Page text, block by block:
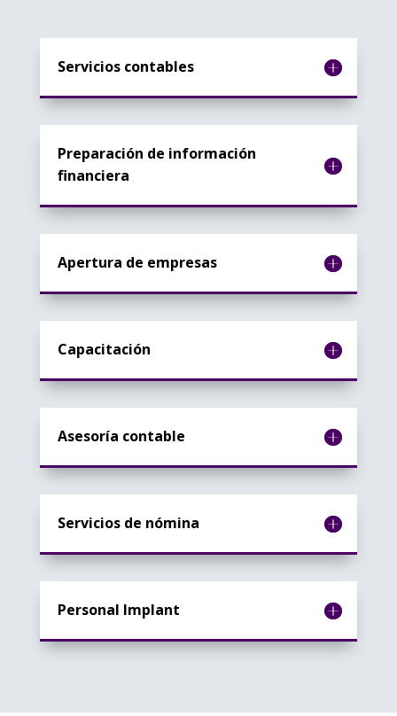
Servicios contables
Preparación de información
financiera
Apertura de empresas
Capacitación
Asesoría contable
Servicios de nómina
Personal Implant